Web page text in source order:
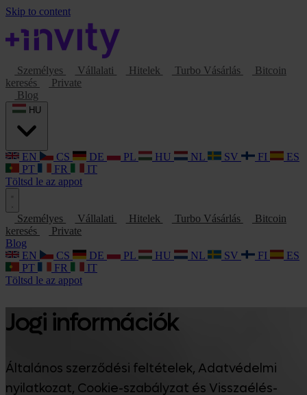
Skip to content
Személyes Vállalati Hitelek Turbo Vásárlás
Bitcoin
keresés
Private
Blog
EN CS DE PL HU NL SV FI
ES
PT
FR
IT
Töltsd le az appot
Személyes Vállalati Hitelek Turbo Vásárlás
Bitcoin
keresés
Private
Blog
EN
CS DE PL HU NL SV FI
ES
PT
FR
IT
Töltsd le az appot
Jogi információk
Általános szerződési feltételek, Adatvédelmi
nyilatkozat, Cookie-szabályzat és Visszaélés-